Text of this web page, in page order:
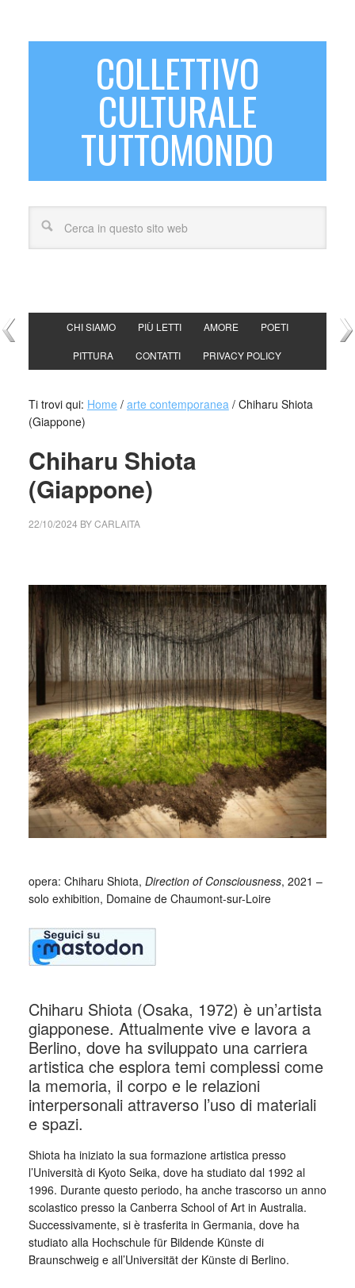
COLLETTIVO
CULTURALE
TUTTOMONDO
CHI SIAMO PIÙ LETTI AMORE POETI
PITTURA CONTATTI PRIVACY POLICY
Ti trovi qui: Home / arte contemporanea /Chiharu Shiota
(Giappone)
Chiharu Shiota
(Giappone)
22/10/2024 BYCARLAITA
opera: Chiharu Shiota, Direction of Consciousness, 2021 –
solo exhibition, Domaine de Chaumont-sur-Loire
Chiharu Shiota (Osaka, 1972) è un’artista
giapponese. Attualmente vive e lavora a
Berlino, dove ha sviluppato una carriera
artistica che esplora temi complessi come
la memoria, il corpo e le relazioni
interpersonali attraverso l’uso di materiali
e spazi.
Shiota ha iniziato la sua formazione artistica presso
l’Università di Kyoto Seika, dove ha studiato dal 1992 al
1996. Durante questo periodo, ha anche trascorso un anno
scolastico presso la Canberra School of Art in Australia.
Successivamente, si è trasferita in Germania, dove ha
studiato alla Hochschule für Bildende Künste di
Braunschweig e all’Universität der Künste di Berlino.